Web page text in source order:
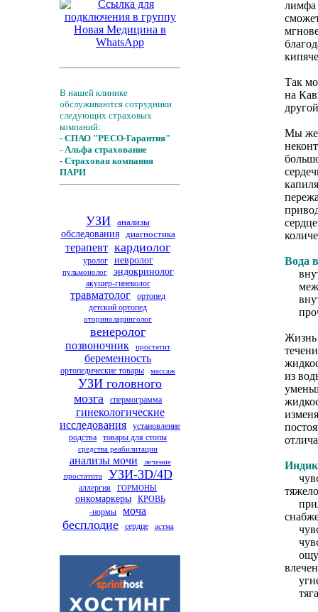
В нашей клинике
обслуживаются сотрудники
следующих страховых
компаний:
- СПАО "РЕСО-Гарантия"
- Альфа страхование
- Страховая компания
ПАРИ
УЗИ анализы
обследования
диагностика
терапевт кардиолог
уролог невролог
пульмонолог эндокринолог
акушер-гинеколог
травматолог
ортопед
детский ортопед
оториноларинголог
венеролог
позвоночник простатит
беременность
ортопедические товары массаж
УЗИ головного
мозга
спермограмма
гинекологические
исследования
установление
родства
товары для стопы
средства реабилитации
анализы мочи
лечение
простатита
УЗИ-3D/4D
аллергия ГОРМОНЫ
онкомаркеры
КРОВЬ
-нормы
моча
бесплодие сердце астма
лимфа
Так
на
Мы же
Вода
Жизнь
из
тяга